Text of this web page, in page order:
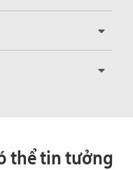
thể tin tưởng